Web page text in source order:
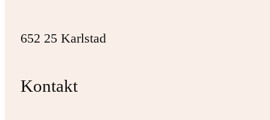
652 25 Karlstad
Kontakt